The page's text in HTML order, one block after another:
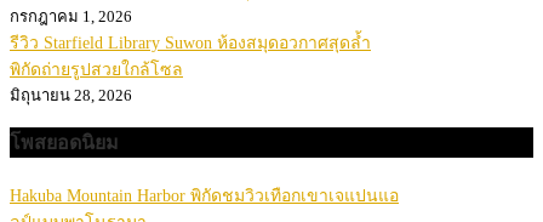
กรกฎาคม 1, 2026
รีวิว Starfield Library Suwon ห้องสมุดอวกาศสุดล้ำ
พิกัดถ่ายรูปสวยใกล้โซล
มิถุนายน 28, 2026
โพสยอดนิยม
Hakuba Mountain Harbor พิกัดชมวิวเทือกเขาเจแปนแอ